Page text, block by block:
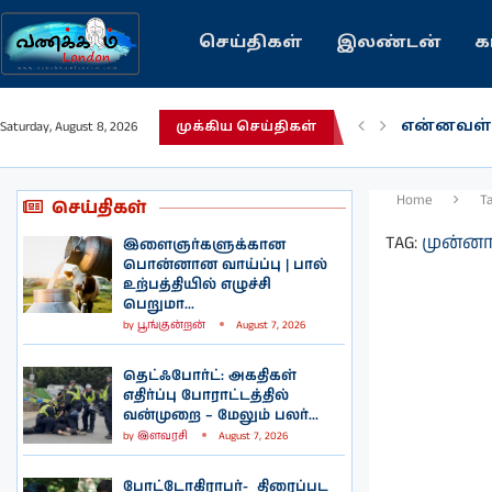
செய்திகள் இலண்டன்
Saturday, August 8, 2026 முக்கிய செய்திகள்
என்னவள்!
செய்திகள்
இளைஞர்களுக்கான
பொன்னான வாய்ப்பு | பால்
உற்பத்தியில் எழுச்சி
பெறுமா...
by பூங்குன்றன் August 7, 2026
தெட்ஃபோர்ட்: அகதிகள்
எதிர்ப்பு போராட்டத்தில்
வன்முறை – மேலும் பலர்...
by இளவரசி August 7, 2026
போட்டோகிராபர்- ‌ திரைப்பட
Home
TAG: